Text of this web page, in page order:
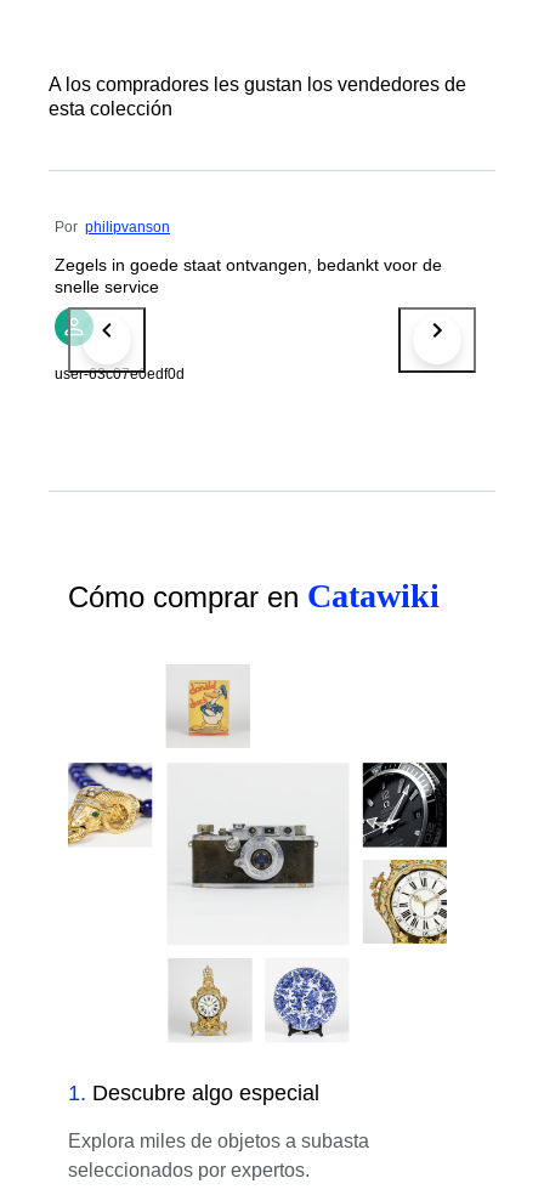
A los compradores les gustan los vendedores de
esta colección
Por philipvanson
Zegels in goede staat ontvangen, bedankt voor de
snelle service
user-63c07e0edf0d
Cómo comprar en Catawiki
1. Descubre algo especial
Explora miles de objetos a subasta
seleccionados por expertos.